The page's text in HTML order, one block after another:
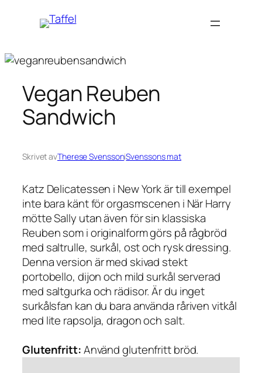
Vegan Reuben
Sandwich
Skrivet avTherese SvenssoniSvenssons mat
Katz Delicatessen i New York är till exempel
inte bara känt för orgasmscenen i När Harry
mötte Sally utan även för sin klassiska
Reuben som i originalform görs på rågbröd
med saltrulle, surkål, ost och rysk dressing.
Denna version är med skivad stekt
portobello, dijon och mild surkål serverad
med saltgurka och rädisor. Är du inget
surkålsfan kan du bara använda råriven vitkål
med lite rapsolja, dragon och salt.
Glutenfritt:Använd glutenfritt bröd.